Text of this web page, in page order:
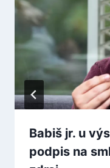
Babiš jr. u
podpis na